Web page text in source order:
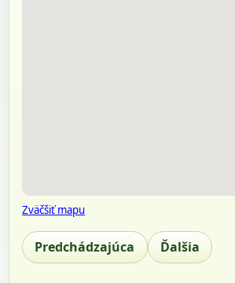
Zväčšiť mapu
Predchádzajúca Ďalšia